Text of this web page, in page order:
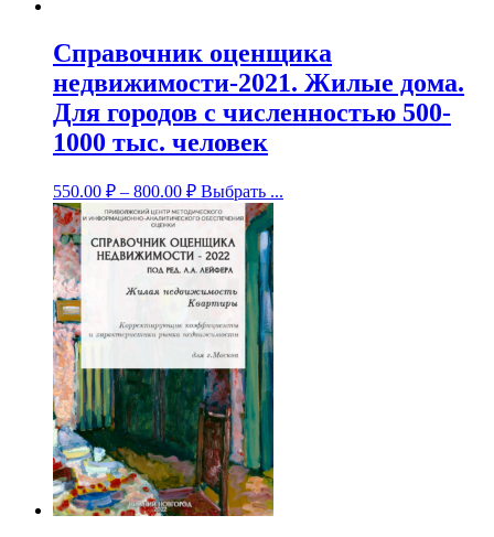
Справочник оценщика
недвижимости-2021. Жилые дома.
Для городов с численностью 500-
1000 тыс. человек
550.00 ₽ – 800.00 ₽ Выбрать ...